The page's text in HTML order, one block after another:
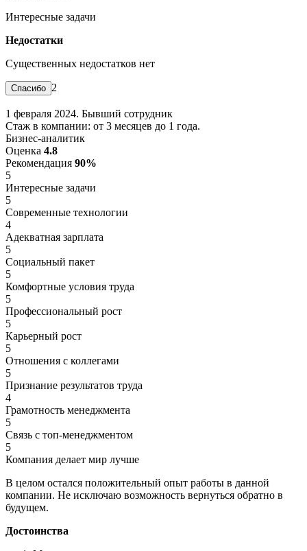
Интересные задачи
Недостатки
Существенных недостатков нет
2
1 февраля 2024. Бывший сотрудник
Стаж в компании: от 3 месяцев до 1 года.
Бизнес-аналитик
Оценка 4.8
Рекомендация 90%
5
Интересные задачи
5
Современные технологии
4
Адекватная зарплата
5
Социальный пакет
5
Комфортные условия труда
5
Профессиональный рост
5
Карьерный рост
5
Отношения с коллегами
5
Признание результатов труда
4
Грамотность менеджмента
5
Связь с топ-менеджментом
5
Компания делает мир лучше
В целом остался положительный опыт работы в данной
компании. Не исключаю возможность вернуться обратно в
будущем.
Достоинства